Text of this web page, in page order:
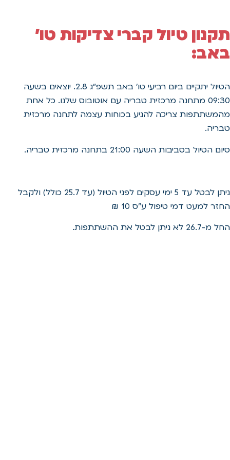
תקנון טיול קברי צדיקות טו'
באב:
הטיול יתקיים ביום רביעי טו' באב תשפ"ג 2.8. יוצאים בשעה
09:30 מתחנה מרכזית טבריה עם אוטובוס שלנו. כל אחת
מהמשתתפות צריכה להגיע בכוחות עצמה לתחנה מרכזית
טבריה.
סיום הטיול בסביבות השעה 21:00 בתחנה מרכזית טבריה.
ניתן לבטל עד 5 ימי עסקים לפני הטיול (עד 25.7 כולל) ולקבל
החזר למעט דמי טיפול ע"ס 10 ₪
החל מ-26.7 לא ניתן לבטל את ההשתתפות.